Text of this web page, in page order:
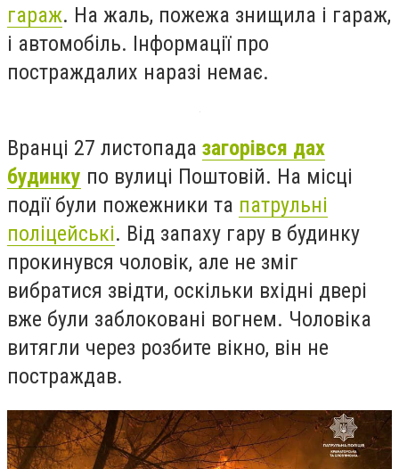
гараж. На жаль, пожежа знищила і гараж,
і автомобіль. Інформації про
постраждалих наразі немає.
Вранці 27 листопада загорівся дах
будинку по вулиці Поштовій. На місці
події були пожежники та патрульні
поліцейські. Від запаху гару в будинку
прокинувся чоловік, але не зміг
вибратися звідти, оскільки вхідні двері
вже були заблоковані вогнем. Чоловіка
витягли через розбите вікно, він не
постраждав.